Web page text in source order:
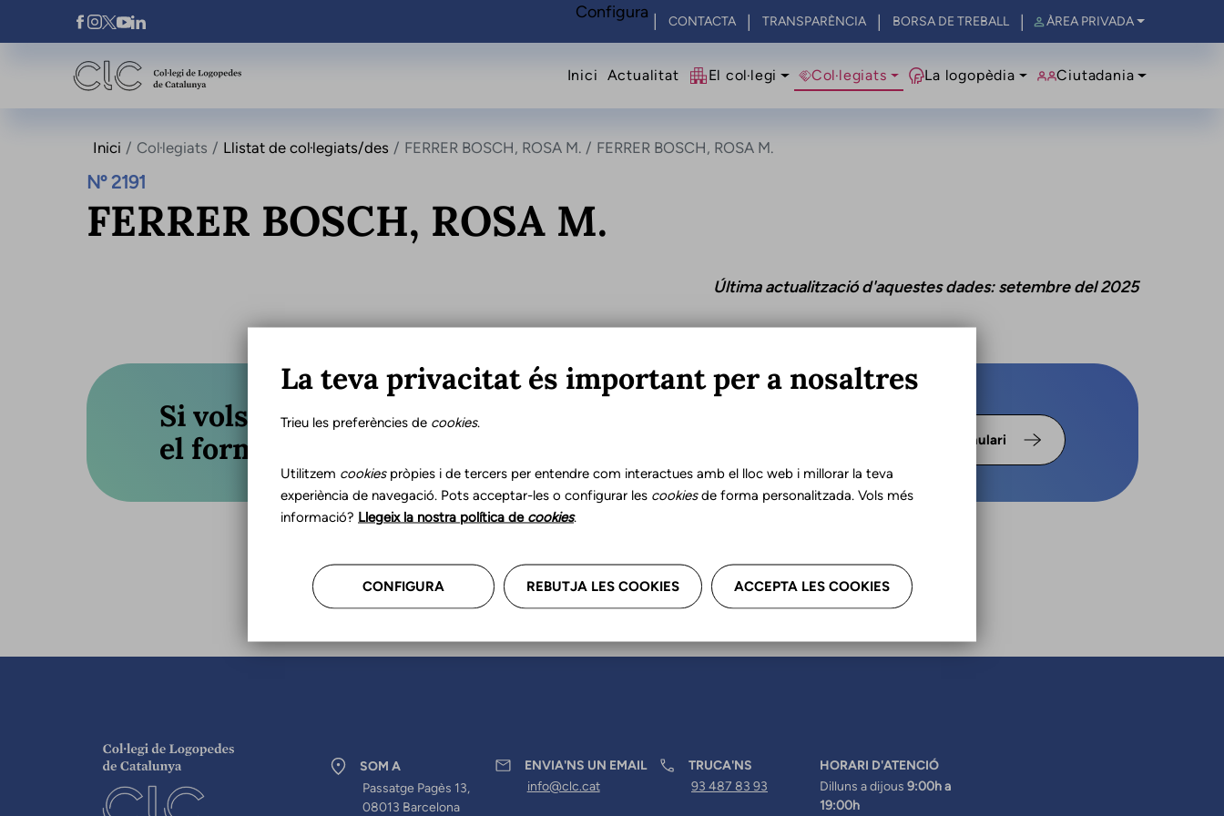
Vés al contingut
Xarxes Socials CONTACTA TRANSPARÈNCIA BORSA DE TREBALL ÀREA PRIVADA
Navegació principal
Inici Actualitat El col·legi Col·legiats La logopèdia Ciutadania
Inici Col·legiats Llistat de col·legiats/des FERRER BOSCH, ROSA M. FERRER BOSCH, ROSA M.
Nº 2191
FERRER BOSCH, ROSA M.
Última actualització d'aquestes dades: setembre del 2025
Si vols actualitzar les teves dades professionals omple
el formulari o truca'ns.
Formulari
SOM A
Passatge Pagès 13,
08013 Barcelona
ENVIA'NS UN EMAIL
info@clc.cat
TRUCA'NS
93 487 83 93
HORARI D'ATENCIÓ
Dilluns a dijous 9:00h a
19:00h
Configura
La teva privacitat és important per a nosaltres
Trieu les preferències de cookies.
Utilitzem cookiespròpies i de tercers per entendre com interactues amb el lloc web i millorar la teva
experiència de navegació. Pots acceptar-les o configurar les cookiesde forma personalitzada. Vols més
informació? Llegeix la nostra política de cookies.
CONFIGURA REBUTJA LES COOKIES ACCEPTA LES COOKIES